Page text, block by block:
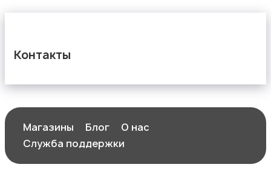
Контакты
Магазины Блог
О нас
Служба поддержки